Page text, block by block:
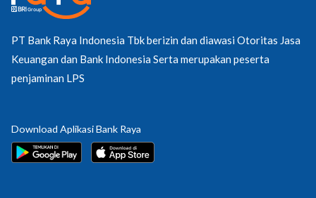
PT Bank Raya Indonesia Tbk berizin dan diawasi Otoritas Jasa
Keuangan dan Bank Indonesia Serta merupakan peserta
penjaminan LPS
Download Aplikasi Bank Raya